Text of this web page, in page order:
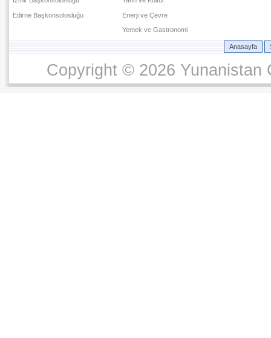
Edirne Başkonsolosluğu Enerji ve Çevre
Yemek ve Gastronomi
Anasayfa
Copyright © 2026 Yunanistan